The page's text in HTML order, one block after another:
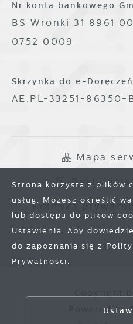
Nr konta bankowego
BS Wronki 31 8961
0752 0009
Skrzynka do e-
AE:PL-33251-86350-
Mapa
Polityka
Odwiedzin:
Powered by
Strona korzysta z plików
usług. Możesz określić
lub dostępu do plików
Ustawienia. Aby
do zapoznania się z
Prywatności.